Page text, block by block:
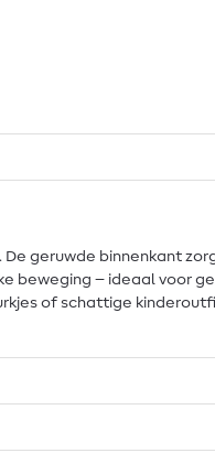
geruwde binnenkant
beweging – ideaal voor
of schattige